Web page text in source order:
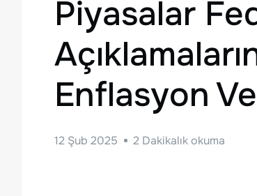
Piyasalar
Enflasyon
12 Şub 2025 2 Dakikalık okuma